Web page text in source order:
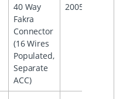
40 Way
Fakra
Connector
(16 Wires
Populated,
Separate
ACC)
2005